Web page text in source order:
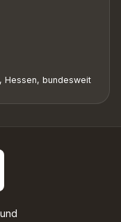
Hessen, bundesweit